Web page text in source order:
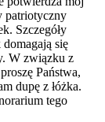
patriotyczny
Szczegóły
domagają się
W związku z
Państwa,
dupę z łóżka.
tego